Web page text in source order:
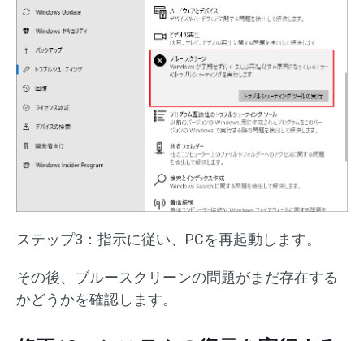
ステップ3：指示に従い、PCを再起動します。
その後、ブルースクリーンの問題がまだ存在する
かどうかを確認します。